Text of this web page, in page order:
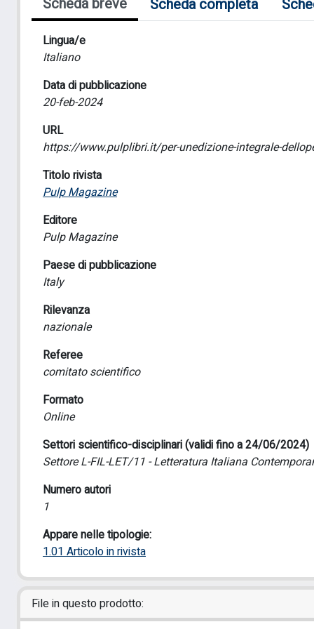
Scheda completa
Lingua/e
Italiano
Data di pubblicazione
20-feb-2024
URL
https://www.pulplibri.it/per-unedizione-integrale-
Titolo rivista
Pulp Magazine
Editore
Pulp Magazine
Paese di pubblicazione
Italy
Rilevanza
nazionale
Referee
comitato scientifico
Formato
Online
Settori scientifico-disciplinari (validi fino a 24/06/2024)
Settore L-FIL-LET/11 - Letteratura Italiana
Numero autori
1
Appare nelle tipologie:
1.01 Articolo in rivista
File in questo prodotto: